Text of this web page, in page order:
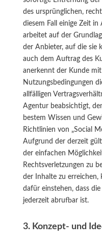
des ursprünglichen,
diesem Fall einige Zeit
arbeitet auf der
der Anbieter, auf die sie
auch dem Auftrag des
anerkennt der Kunde
Nutzungsbedingungen
allfälligen
Agentur beabsichtigt,
bestem Wissen und
Richtlinien von „Social
Aufgrund der derzeit
der einfachen
Rechtsverletzungen zu
der Inhalte zu
dafür einstehen, dass
jederzeit abrufbar ist.
3. Konzept- und